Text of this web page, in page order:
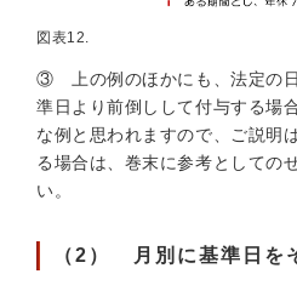
図表12.
③ 上の例のほかにも、法定の
準日より前倒しして付与する場
な例と思われますので、ご説明
る場合は、巻末に参考としての
い。
（2） 月別に基準日を